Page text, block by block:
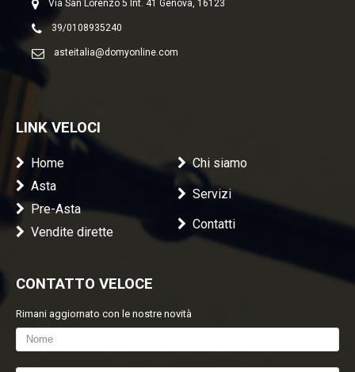
Via San Lorenzo 5 Int. 41 Genova, 16123
39/0108935240
asteitalia@domyonline.com
LINK VELOCI
Home
Asta
Pre-Asta
Vendite dirette
Chi siamo
Servizi
Contatti
CONTATTO VELOCE
Rimani aggiornato con le nostre novità